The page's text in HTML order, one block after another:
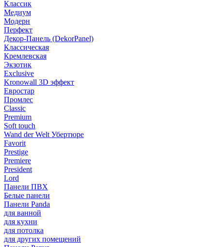
Классик
Медиум
Модерн
Перфект
Декор-Панель (DekorPanel)
Классическая
Кремлевская
Экзотик
Exclusive
Kronowall 3D эффект
Евростар
Промлес
Classic
Premium
Soft touch
Wand der Welt Убертюре
Favorit
Prestige
Premiere
President
Lord
Панели ПВХ
Белые панели
Панели Panda
для ванной
для кухни
для потолка
для других помещений